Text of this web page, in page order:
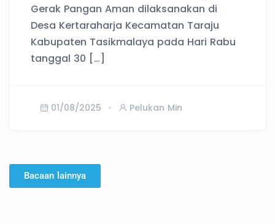
Gerak Pangan Aman dilaksanakan di
Desa Kertaraharja Kecamatan Taraju
Kabupaten Tasikmalaya pada Hari Rabu
tanggal 30 […]
01/08/2025 Pelukan Min
Bacaan lainnya